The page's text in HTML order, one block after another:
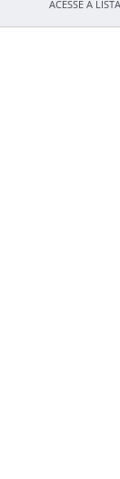
ACESSE A